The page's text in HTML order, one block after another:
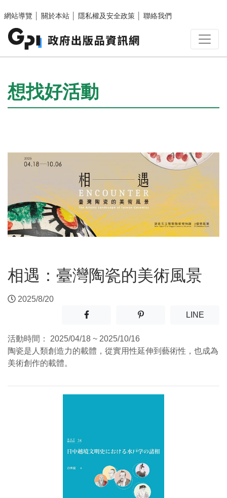
網站導覽
關於本站 隱私權及安全政策 聯絡我們
:::
想找好活動
相遇：臺灣陶瓷的美術風景
2025/8/20
分享至facebook(另開新視窗)
分享至噗浪(另開新視窗)
LINE(另開
活動時間：
2025/04/18 ~ 2025/10/16
陶瓷是人類創造力的載體，從實用性延伸到藝術性，也成為
美術創作的載體。